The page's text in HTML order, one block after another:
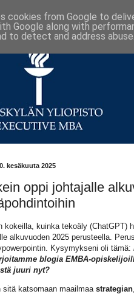
kesäkuuta 2025
oppi johtajalle
kokeilla, kuinka tekoäly (ChatGPT)
alkuvuoden 2025 perusteella.
Kysymykseni oli tämä:
blogia EMBA-
juuri nyt?
sitä katsomaan maailmaa strategian
cookies from Google to
Google along with
to detect and address abuse.